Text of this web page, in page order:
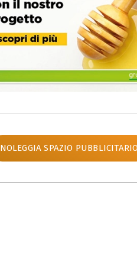
NOLEGGIA SPAZIO PUBBLICITARIO